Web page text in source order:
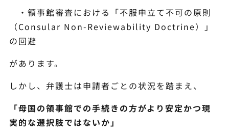
・領事館審査における「不服申立て不可の原則
（Consular Non-Reviewability Doctrine）」
の回避
があります。
しかし、弁護士は申請者ごとの状況を踏まえ、
「母国の領事館での手続きの方がより安定かつ現
実的な選択肢ではないか」